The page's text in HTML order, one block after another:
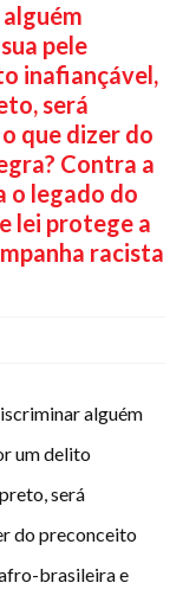
alguém
pele
inafiançável,
será
que dizer do
Contra a
o legado do
lei protege a
racista
alguém
um delito
será
do preconceito
brasileira e